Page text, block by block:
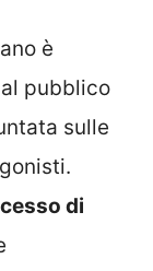
è
pubblico
sulle
di